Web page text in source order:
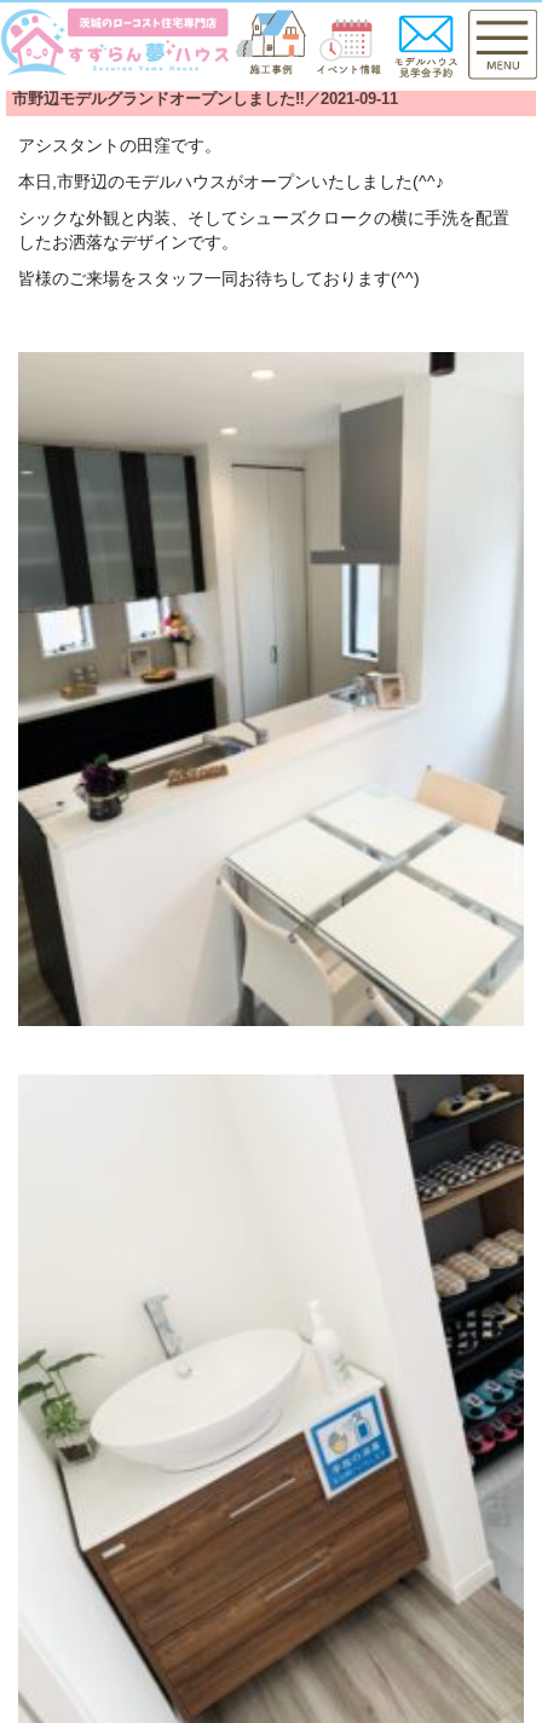
市野辺モデルグランドオープンしました‼／2021-09-11
アシスタントの田窪です。
本日,市野辺のモデルハウスがオープンいたしました(^^♪
シックな外観と内装、そしてシューズクロークの横に手洗を配置
したお洒落なデザインです。
皆様のご来場をスタッフ一同お待ちしております(^^)